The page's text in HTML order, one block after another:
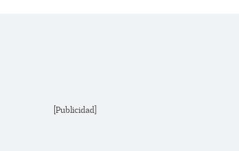
[Publicidad]